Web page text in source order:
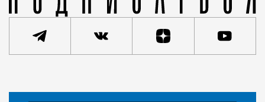
Статья
Редакция Москвич Mag